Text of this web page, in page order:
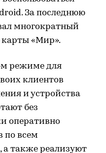
За последнюю
многократный
карты «Мир».
режиме для
клиентов
и устройства
без
оперативно
по всем
также реализуют